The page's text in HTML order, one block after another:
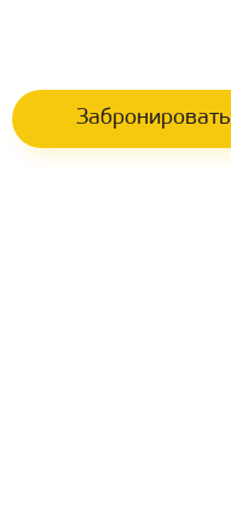
Забронировать